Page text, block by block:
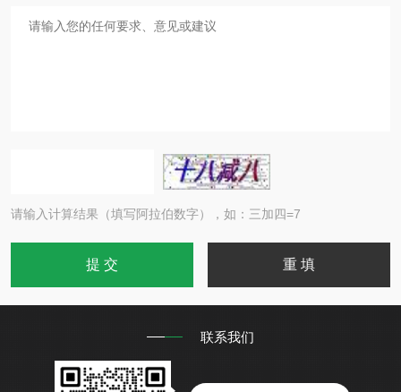
请输入计算结果（填写阿拉伯数字），如：三加四=7
联系我们